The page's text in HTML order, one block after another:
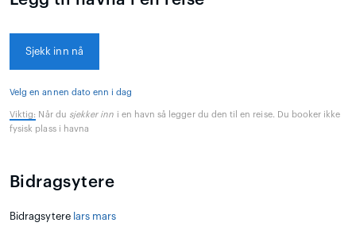
Sjekk inn nå
Velg en annen dato enn i dag
Viktig: Når du sjekker inn i en havn så legger du den til en reise. Du booker ikke
fysisk plass i havna
Bidragsytere
Bidragsytere lars mars